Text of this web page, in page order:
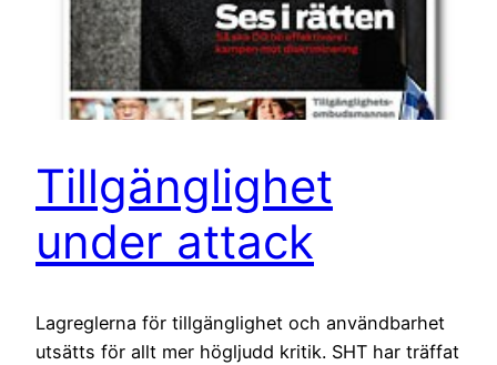
Tillgänglighet
under attack
Lagreglerna för tillgänglighet och användbarhet
utsätts för allt mer högljudd kritik. SHT har träffat